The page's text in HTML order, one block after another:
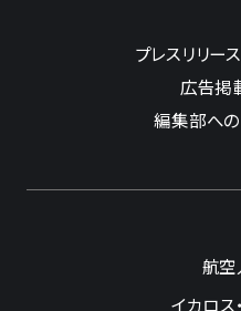
プレスリリー
広告掲
編集部へ
航
イカロス